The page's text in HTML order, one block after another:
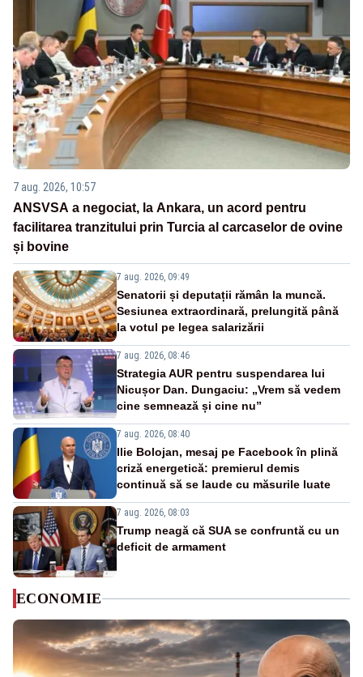
7 aug. 2026, 10:57
ANSVSA a negociat, la Ankara, un acord pentru
facilitarea tranzitului prin Turcia al carcaselor de ovine
și bovine
7 aug. 2026, 09:49
Senatorii și deputații rămân la muncă.
Sesiunea extraordinară, prelungită până
la votul pe legea salarizării
7 aug. 2026, 08:46
Strategia AUR pentru suspendarea lui
Nicușor Dan. Dungaciu: „Vrem să vedem
cine semnează și cine nu”
7 aug. 2026, 08:40
Ilie Bolojan, mesaj pe Facebook în plină
criză energetică: premierul demis
continuă să se laude cu măsurile luate
7 aug. 2026, 08:03
Trump neagă că SUA se confruntă cu un
deficit de armament
ECONOMIE